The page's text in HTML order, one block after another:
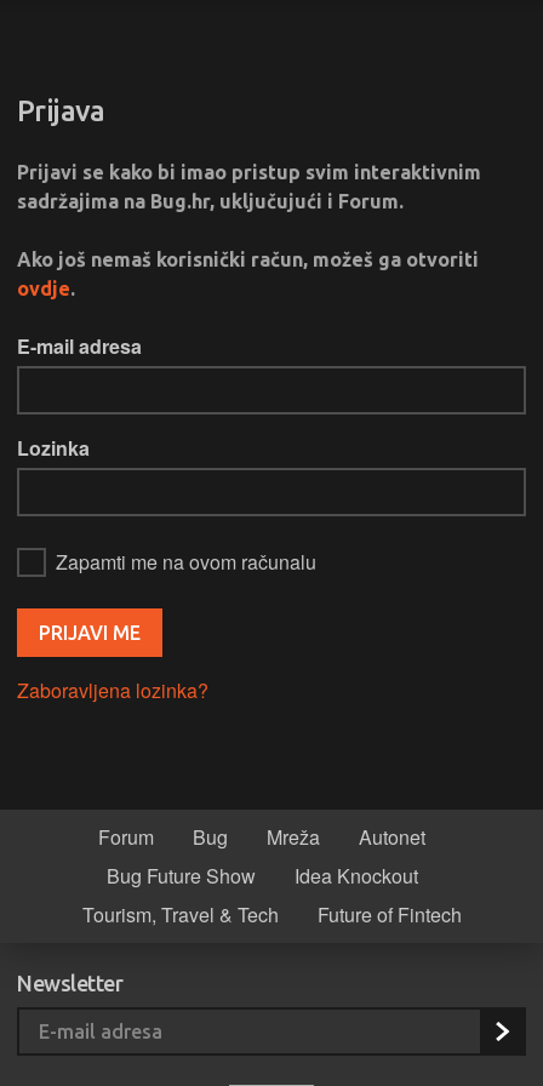
Prijava
Prijavi se kako bi imao pristup svim interaktivnim
sadržajima na Bug.hr, uključujući i Forum.
Ako još nemaš korisnički račun, možeš ga otvoriti
ovdje.
E-mail adresa
Lozinka
Zapamti me na ovom računalu
Zaboravljena lozinka?
Forum Bug Mreža
Autonet
Bug Future Show
Idea Knockout
Tourism, Travel & Tech
Future of Fintech
Newsletter